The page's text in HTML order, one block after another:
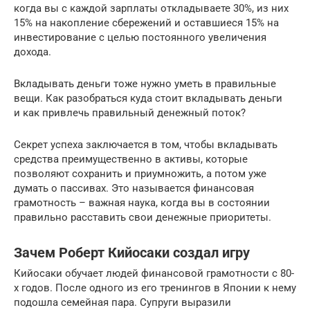
когда вы с каждой зарплаты откладываете 30%, из них
15% на накопление сбережений и оставшиеся 15% на
инвестирование с целью постоянного увеличения
дохода.
Вкладывать деньги тоже нужно уметь в правильные
вещи. Как разобраться куда стоит вкладывать деньги
и как привлечь правильный денежный поток?
Секрет успеха заключается в том, чтобы вкладывать
средства преимущественно в активы, которые
позволяют сохранить и приумножить, а потом уже
думать о пассивах. Это называется финансовая
грамотность – важная наука, когда вы в состоянии
правильно расставить свои денежные приоритеты.
Зачем Роберт Кийосаки создал игру
Кийосаки обучает людей финансовой грамотности с 80-
х годов. После одного из его тренингов в Японии к нему
подошла семейная пара. Супруги выразили